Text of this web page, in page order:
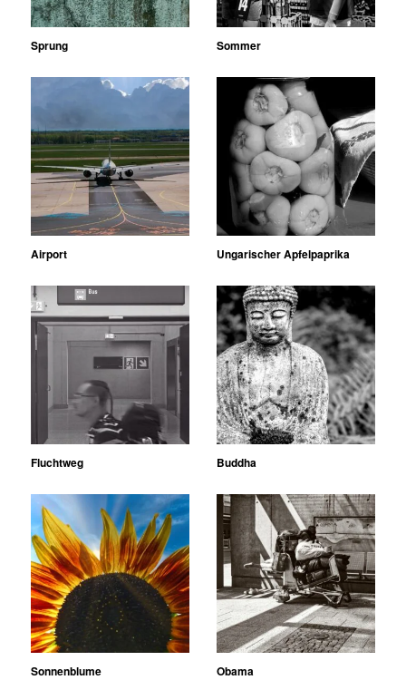
Sprung Sommer
Airport Ungarischer Apfelpaprika
Fluchtweg Buddha
Sonnenblume Obama